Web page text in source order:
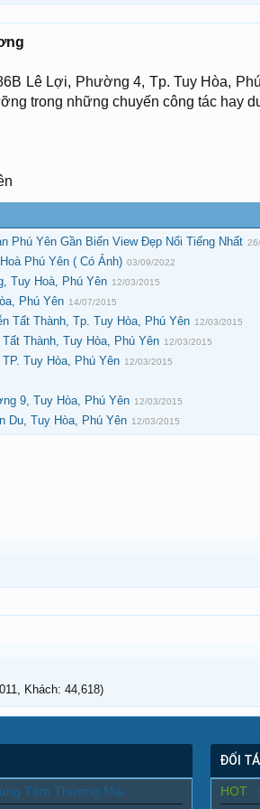
Lê Lợi, Phường 4, Tp. Tuy Hòa,
trong những chuyến công tác hay
Phú Yên Gần Biển View Đẹp Nổi Tiếng Nhất
Phú Yên ( Có Ảnh) 03/09/2022
Tuy Hoà, Phú Yên 12/03/2015
Phú Yên 14/07/2015
Tất Thành, Tp. Tuy Hòa, Phú Yên 12/03/2015
Thành, Tuy Hòa, Phú Yên 12/03/2015
Tuy Hòa, Phú Yên 12/03/2015
9, Tuy Hòa, Phú Yên 12/03/2015
Du, Tuy Hòa, Phú Yên 12/03/2015
Khách: 44,618)
Tâm Thương Mại
ĐỐI
HOT